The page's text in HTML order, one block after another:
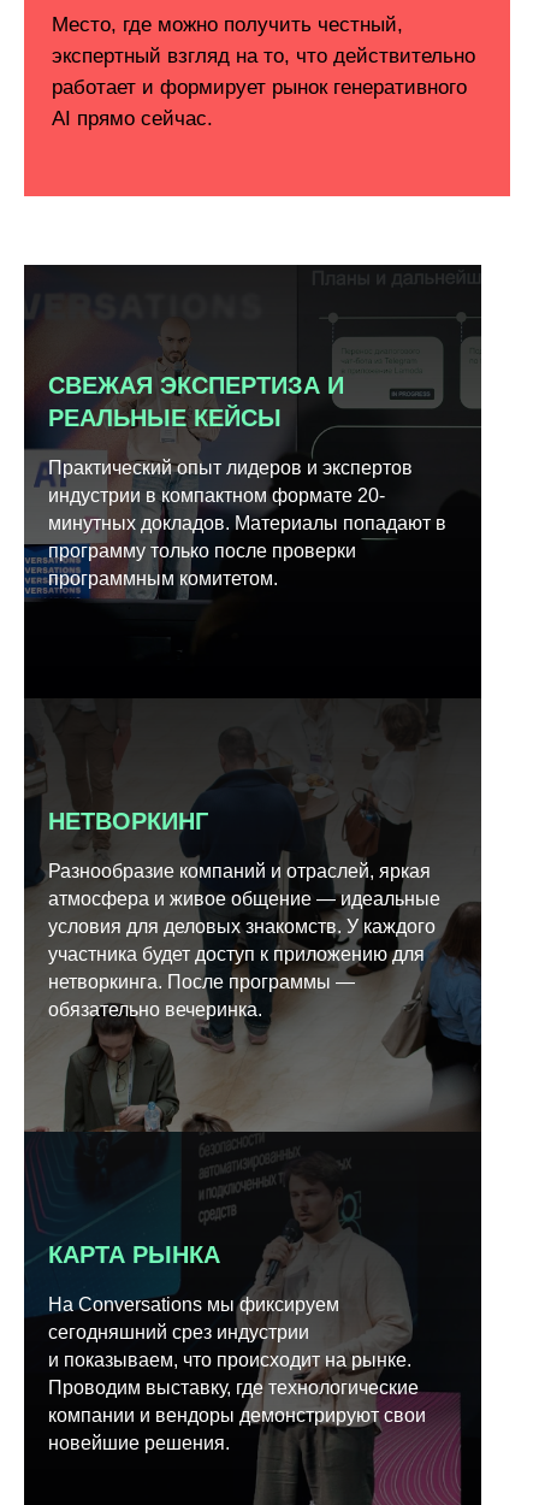
СВЕЖАЯ ЭКСПЕРТИЗА И
РЕАЛЬНЫЕ КЕЙСЫ
Практический опыт лидеров и экспертов
индустрии в компактном формате 20-
минутных докладов. Материалы попадают в
программу только после проверки
программным комитетом.
НЕТВОРКИНГ
Разнообразие компаний и отраслей, яркая
атмосфера и живое общение — идеальные
условия для деловых знакомств. У каждого
участника будет доступ к приложению для
нетворкинга. После программы —
обязательно вечеринка.
КАРТА РЫНКА
На Conversations мы фиксируем
сегодняшний срез индустрии
и показываем, что происходит на рынке.
Проводим выставку, где технологические
компании и вендоры демонстрируют свои
новейшие решения.